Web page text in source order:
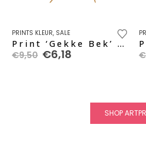
PRINTS KLEUR, SALE
Print ‘Gekke Bek’ – mustard
€9,50 Oorspronkelijke
prijs
€6,18
€
SHOP